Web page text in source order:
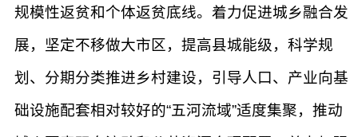
规模性返贫和个体返贫底线。着力促进城乡融合发
展，坚定不移做大市区，提高县城能级，科学规
划、分期分类推进乡村建设，引导人口、产业向基
础设施配套相对较好的“五河流域”适度集聚，推动